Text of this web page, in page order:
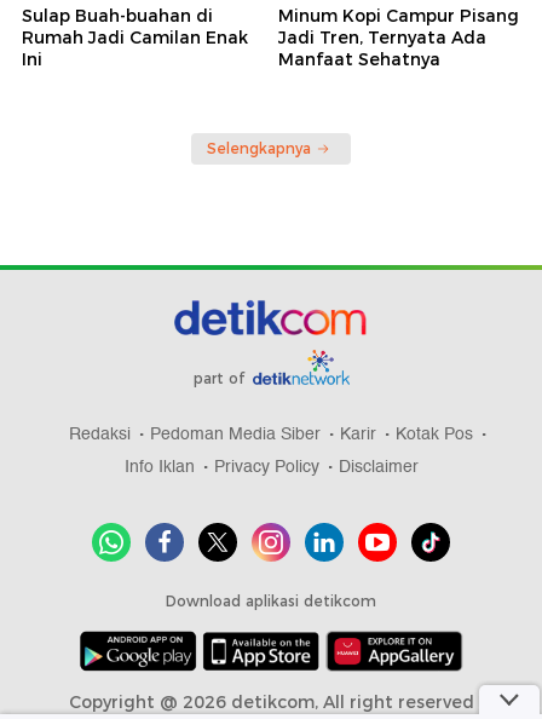
Sulap Buah-buahan di
Rumah Jadi Camilan Enak
Ini
Minum Kopi Campur Pisang
Jadi Tren, Ternyata Ada
Manfaat Sehatnya
Selengkapnya
part of
Redaksi Pedoman Media Siber Karir
Kotak Pos
Info Iklan
Privacy Policy Disclaimer
Download aplikasi detikcom
Copyright @ 2026 detikcom, All right reserved